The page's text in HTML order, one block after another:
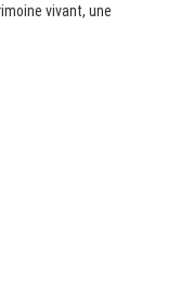
vivant, une